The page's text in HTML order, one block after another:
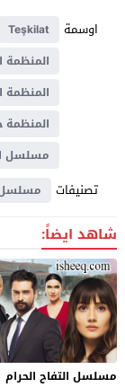
اوسمة
Teşkilat
المنظمة
المنظمة
المنظمة
مسلسل
تصنيفات مسلسل
شاهد ايضاً:
مسلسل التفاح الحرام